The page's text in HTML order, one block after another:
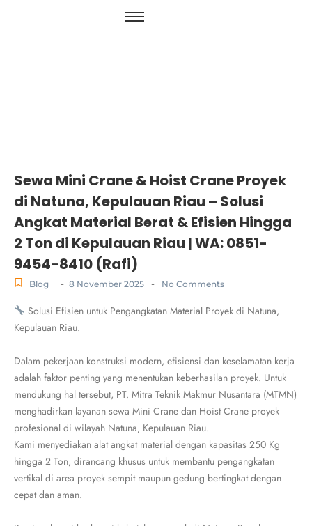
Sewa Mini Crane & Hoist Crane Proyek
di Natuna, Kepulauan Riau – Solusi
Angkat Material Berat & Efisien Hingga
2 Ton di Kepulauan Riau | WA: 0851-
9454-8410 (Rafi)
Blog - 8 November 2025 - No Comments
Solusi Efisien untuk Pengangkatan Material Proyek di Natuna,
Kepulauan Riau.
Dalam pekerjaan konstruksi modern, efisiensi dan keselamatan kerja
adalah faktor penting yang menentukan keberhasilan proyek. Untuk
mendukung hal tersebut, PT. Mitra Teknik Makmur Nusantara (MTMN)
menghadirkan layanan sewa Mini Crane dan Hoist Crane proyek
profesional di wilayah Natuna, Kepulauan Riau.
Kami menyediakan alat angkat material dengan kapasitas 250 Kg
hingga 2 Ton, dirancang khusus untuk membantu pengangkatan
vertikal di area proyek sempit maupun gedung bertingkat dengan
cepat dan aman.